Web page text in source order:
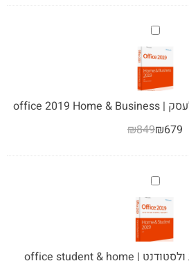
8GB
דיסק
קשיח
240GB
SSD
מערכת
WINDOWS
אופיס
2019
לבית
ולעסק
office
2019
Business
₪679
₪849
אופיס
2019
לבית
ולסטודנט